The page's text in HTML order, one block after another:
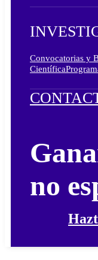
Convocatorias y
Científica
no